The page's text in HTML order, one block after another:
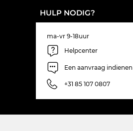
HULP NODIG?
ma-vr 9-18uur
Helpcenter
Een aanvraag indienen
+31 85 107 0807